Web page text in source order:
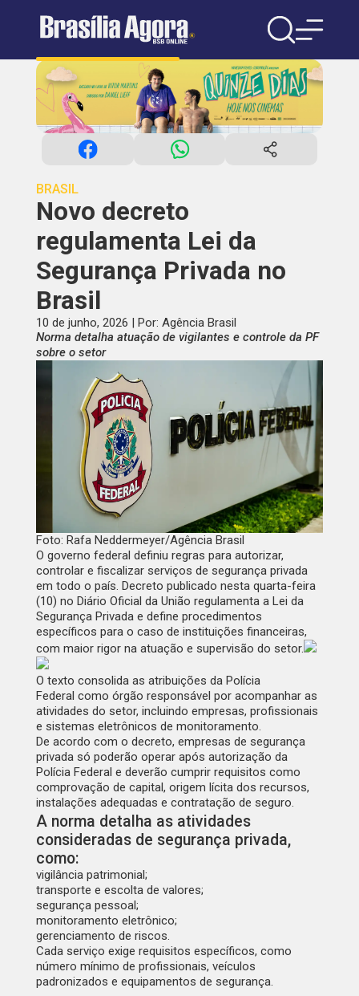
BRASIL
Novo decreto
regulamenta Lei da
Segurança Privada no
Brasil
10 de junho, 2026 | Por: Agência Brasil
Norma detalha atuação de vigilantes e controle da PF
sobre o setor
Foto: Rafa Neddermeyer/Agência Brasil
O governo federal definiu regras para autorizar,
controlar e fiscalizar serviços de segurança privada
em todo o país. Decreto publicado nesta quarta-feira
(10) no Diário Oficial da União regulamenta a Lei da
Segurança Privada e define procedimentos
específicos para o caso de instituições financeiras,
com maior rigor na atuação e supervisão do setor.
O texto consolida as atribuições da Polícia
Federal como órgão responsável por acompanhar as
atividades do setor, incluindo empresas, profissionais
e sistemas eletrônicos de monitoramento.
De acordo com o decreto, empresas de segurança
privada só poderão operar após autorização da
Polícia Federal e deverão cumprir requisitos como
comprovação de capital, origem lícita dos recursos,
instalações adequadas e contratação de seguro.
A norma detalha as atividades
consideradas de segurança privada,
como:
vigilância patrimonial;
transporte e escolta de valores;
segurança pessoal;
monitoramento eletrônico;
gerenciamento de riscos.
Cada serviço exige requisitos específicos, como
número mínimo de profissionais, veículos
padronizados e equipamentos de segurança.